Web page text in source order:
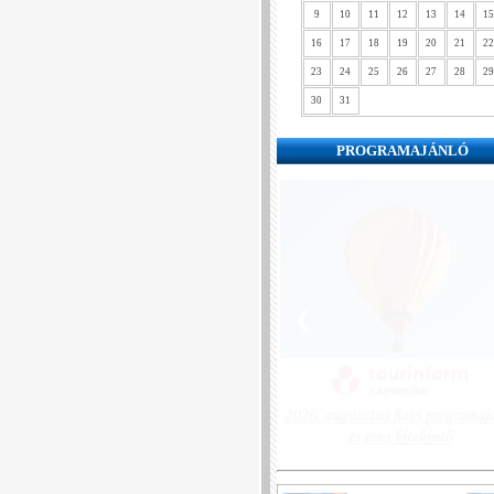
9 10 11 12 13 14 15
16 17 18 19 20 21 22
23 24 25 26 27 28 29
30 31
PROGRAMAJÁNLÓ